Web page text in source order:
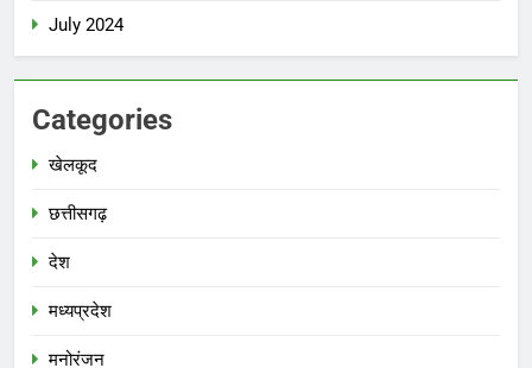
July 2024
Categories
खेलकूद
छत्तीसगढ़
देश
मध्‍यप्रदेश
मनोरंजन